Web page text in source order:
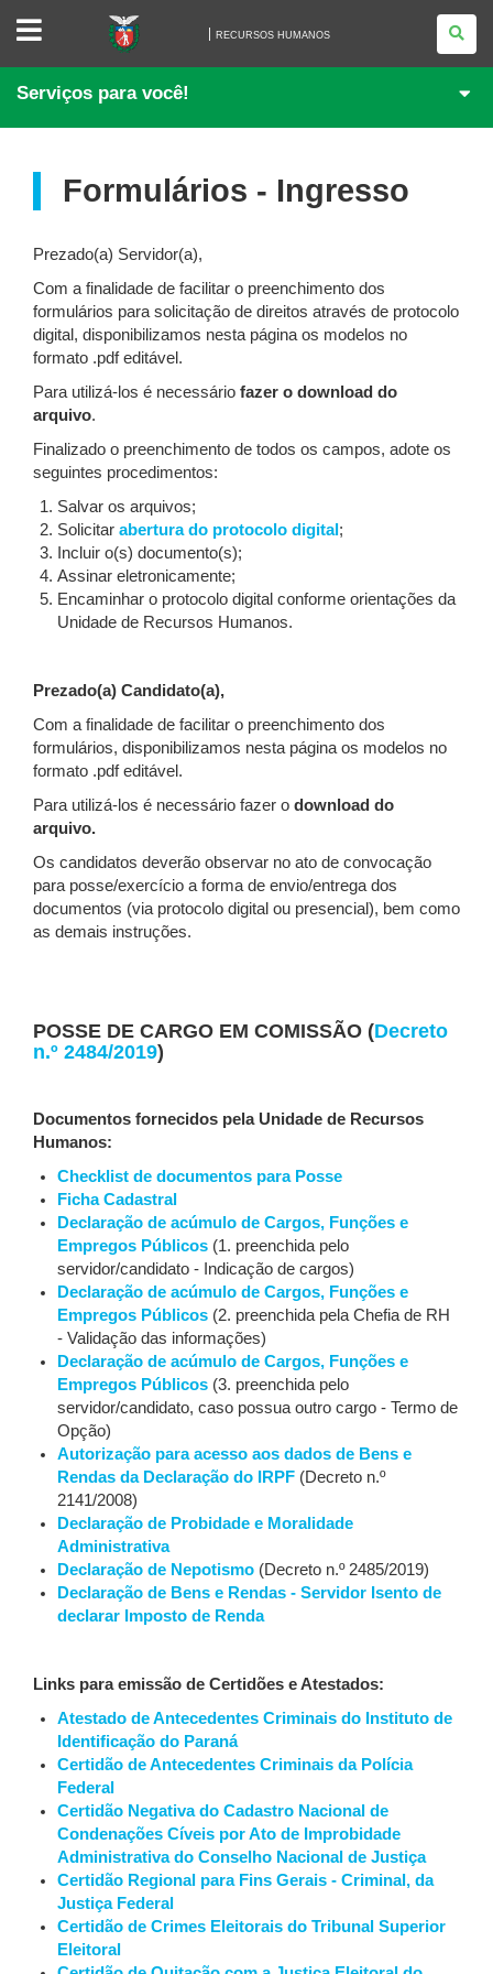
RECURSOS
HUMANOS
RECURSOS HUMANOS
Serviços para você!
Formulários - Ingresso
Prezado(a) Servidor(a),
Com a finalidade de facilitar o preenchimento dos
formulários para solicitação de direitos através de protocolo
digital, disponibilizamos nesta página os modelos no
formato .pdf editável.
Para utilizá-los é necessário fazer o download do
arquivo.
Finalizado o preenchimento de todos os campos, adote os
seguintes procedimentos:
Salvar os arquivos;
Solicitarabertura do protocolo digital ;
Incluir o(s) documento(s);
Assinar eletronicamente;
Encaminhar o protocolo digital conforme orientações da
Unidade de Recursos Humanos.
Prezado(a) Candidato(a),
Com a finalidade de facilitar o preenchimento dos
formulários, disponibilizamos nesta página os modelos no
formato .pdf editável.
Para utilizá-los é necessário fazer o download do
arquivo.
Os candidatos deverão observar no ato de convocação
para posse/exercício a forma de envio/entrega dos
documentos (via protocolo digital ou presencial), bem como
as demais instruções.
POSSE DE CARGO EM COMISSÃO (Decreto
n.º 2484/2019)
Documentos fornecidos pela Unidade de Recursos
Humanos:
Checklist de documentos para Posse
Ficha Cadastral
Declaração de acúmulo de Cargos, Funções e
Empregos Públicos (1. preenchida pelo
servidor/candidato - Indicação de cargos)
Declaração de acúmulo de Cargos, Funções e
Empregos Públicos (2. preenchida pela Chefia de RH
- Validação das informações)
Declaração de acúmulo de Cargos, Funções e
Empregos Públicos (3. preenchida pelo
servidor/candidato, caso possua outro cargo - Termo de
Opção)
Autorização para acesso aos dados de Bens e
Rendas da Declaração do IRPF (Decreto n.º
2141/2008)
Declaração de Probidade e Moralidade
Administrativa
Declaração de Nepotismo (Decreto n.º 2485/2019)
Declaração de Bens e Rendas - Servidor Isento de
declarar Imposto de Renda
Links para emissão de Certidões e Atestados:
Atestado de Antecedentes Criminais do Instituto de
Identificação do Paraná
Certidão de Antecedentes Criminais da Polícia
Federal
Certidão Negativa do Cadastro Nacional de
Condenações Cíveis por Ato de Improbidade
Administrativa do Conselho Nacional de Justiça
Certidão Regional para Fins Gerais - Criminal, da
Justiça Federal
Certidão de Crimes Eleitorais do Tribunal Superior
Eleitoral